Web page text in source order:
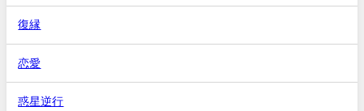
復縁
恋愛
惑星逆行